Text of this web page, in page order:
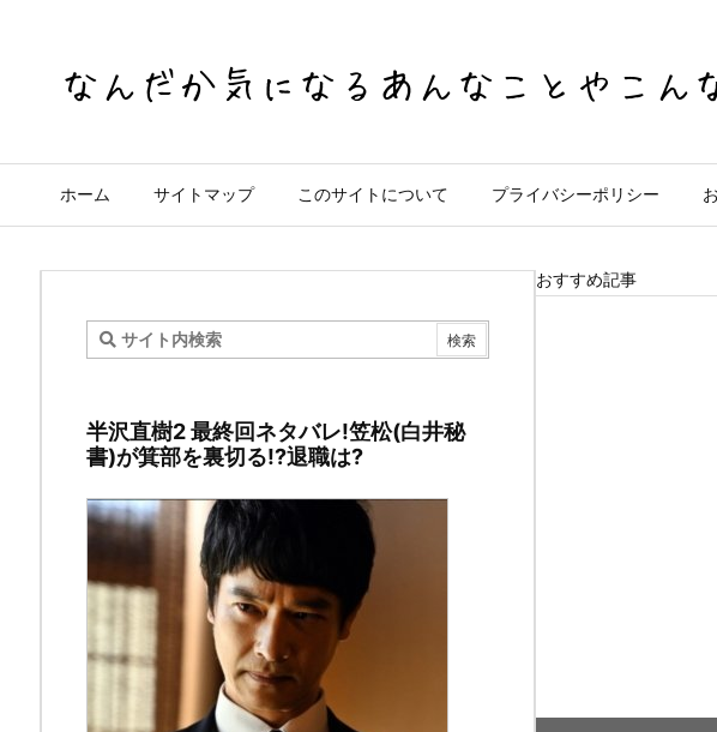
ホーム サイトマップ このサイトについて プライバシーポリシー
ハ
キ
ュ
ー
の
ネ
タ
半沢直樹2 最終回ネタバレ!笠松(白井秘
書)が箕部を裏切る!?退職は?
おすすめ記事